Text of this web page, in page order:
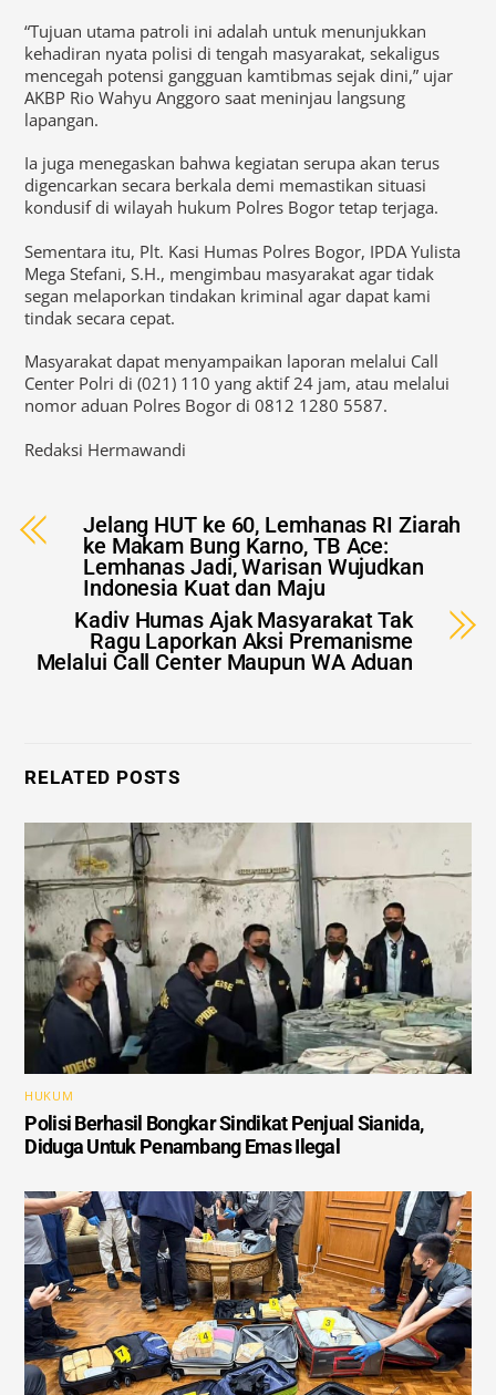
“Tujuan utama patroli ini adalah untuk menunjukkan
kehadiran nyata polisi di tengah masyarakat, sekaligus
mencegah potensi gangguan kamtibmas sejak dini,” ujar
AKBP Rio Wahyu Anggoro saat meninjau langsung
lapangan.
Ia juga menegaskan bahwa kegiatan serupa akan terus
digencarkan secara berkala demi memastikan situasi
kondusif di wilayah hukum Polres Bogor tetap terjaga.
Sementara itu, Plt. Kasi Humas Polres Bogor, IPDA Yulista
Mega Stefani, S.H., mengimbau masyarakat agar tidak
segan melaporkan tindakan kriminal agar dapat kami
tindak secara cepat.
Masyarakat dapat menyampaikan laporan melalui Call
Center Polri di (021) 110 yang aktif 24 jam, atau melalui
nomor aduan Polres Bogor di 0812 1280 5587.
Redaksi Hermawandi
Jelang HUT ke 60, Lemhanas RI Ziarah
ke Makam Bung Karno, TB Ace:
Lemhanas Jadi, Warisan Wujudkan
Indonesia Kuat dan Maju
Kadiv Humas Ajak Masyarakat Tak
Ragu Laporkan Aksi Premanisme
Melalui Call Center Maupun WA Aduan
RELATED POSTS
HUKUM
Polisi Berhasil Bongkar Sindikat Penjual Sianida,
Diduga Untuk Penambang Emas Ilegal